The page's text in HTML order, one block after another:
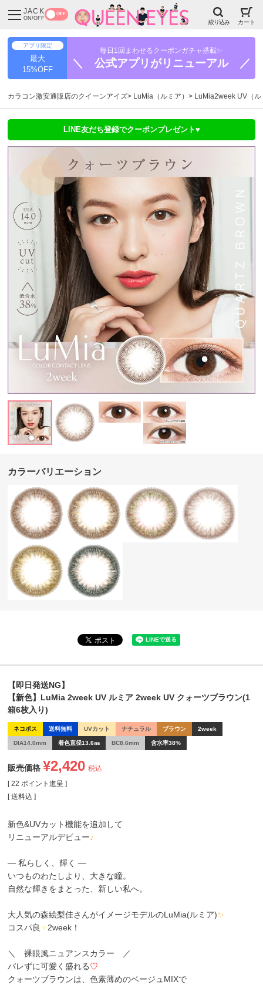
JACK
ON/OFF
OFF
絞り込み カート
アプリ限定
最大
15%OFF
毎日1回まわせるクーポンガチャ搭載✨
＼ 公式アプリがリニューアル ／
カラコン激安通販店のクイーンアイズ LuMia（ルミア） LuMia2week UV（
LINE友だち登録でクーポンプレゼント♥
カラーバリエーション
【即日発送NG】
【新色】LuMia 2week UV ルミア 2week UV クォーツブラウン(1
箱6枚入り)
ネコポス 送料無料 UVカット ナチュラル ブラウン 2week
DIA14.0mm 着色直径13.6㎜ BC8.6mm 含水率38%
販売価格 ¥2,420 税込
[ 22 ポイント進呈 ]
送料込
新色&UVカット機能を追加して
リニューアルデビュー♪
― 私らしく、輝く ―
いつものわたしより、大きな瞳。
自然な輝きをまとった、新しい私へ。
大人気の森絵梨佳さんがイメージモデルのLuMia(ルミア)✨
コスパ良✧2week！
＼ 裸眼風ニュアンスカラー ／
バレずに可愛く盛れる♡
クォーツブラウンは、色素薄めのベージュMIXで